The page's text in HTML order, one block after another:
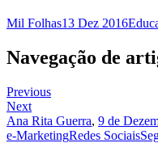
Mil Folhas13 Dez 2016
Navegação de
Previous
Next
Ana Rita Guerra, 9 de
e-MarketingRedes Sociais